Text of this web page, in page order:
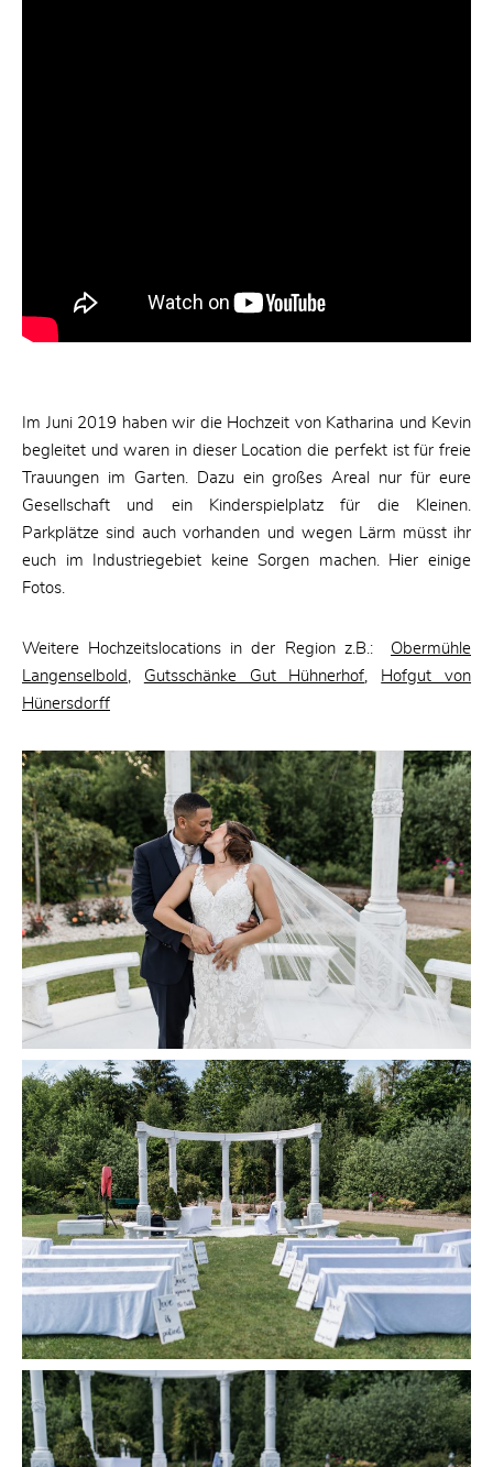
Im Juni 2019 haben wir die Hochzeit von Katharina und Kevin
begleitet und waren in dieser Location die perfekt ist für freie
Trauungen im Garten. Dazu ein großes Areal nur für eure
Gesellschaft und ein Kinderspielplatz für die Kleinen.
Parkplätze sind auch vorhanden und wegen Lärm müsst ihr
euch im Industriegebiet keine Sorgen machen. Hier einige
Fotos.
Weitere Hochzeitslocations in der Region z.B.: Obermühle
Langenselbold, Gutsschänke Gut Hühnerhof, Hofgut von
Hünersdorff